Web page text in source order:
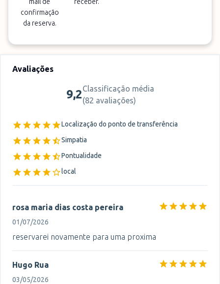
confirmação
da reserva.
Avaliações
9,2Classificação média
(82 avaliações)
Localização do ponto de transferência
Simpatia
Pontualidade
local
rosa maria dias costa pereira
01/07/2026
reservarei novamente para uma proxima
Hugo Rua
03/05/2026